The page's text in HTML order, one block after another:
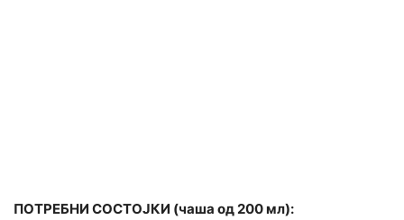
ПОТРЕБНИ СОСТОЈКИ (чаша од 200 мл):